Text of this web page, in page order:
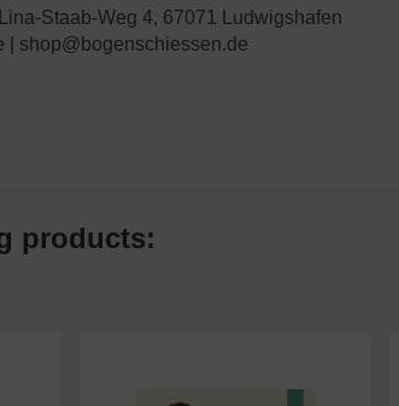
Staab-Weg 4, 67071 Ludwigshafen
| shop@bogenschiessen.de
products: